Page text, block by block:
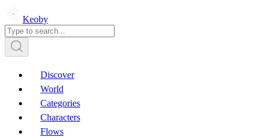
Keoby
Discover
World
Categories
Characters
Flows